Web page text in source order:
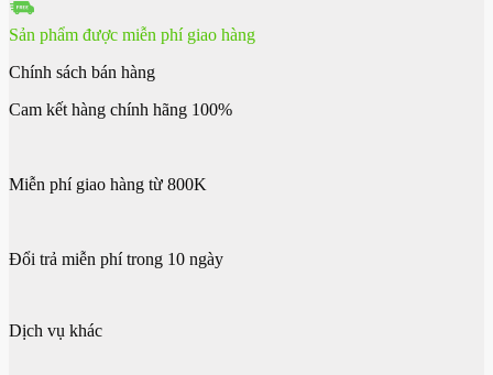
Sản phẩm được miễn phí giao hàng
Chính sách bán hàng
Cam kết hàng chính hãng 100%
Miễn phí giao hàng từ 800K
Đổi trả miễn phí trong 10 ngày
Dịch vụ khác